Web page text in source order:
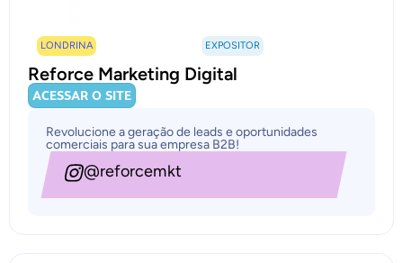
LONDRINA EXPOSITOR
Reforce Marketing Digital
ACESSAR O SITE
Revolucione a geração de leads e oportunidades
comerciais para sua empresa B2B!
@reforcemkt